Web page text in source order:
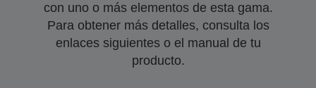
con uno o más elementos de esta gama.
Para obtener más detalles, consulta los
enlaces siguientes o el manual de tu
producto.